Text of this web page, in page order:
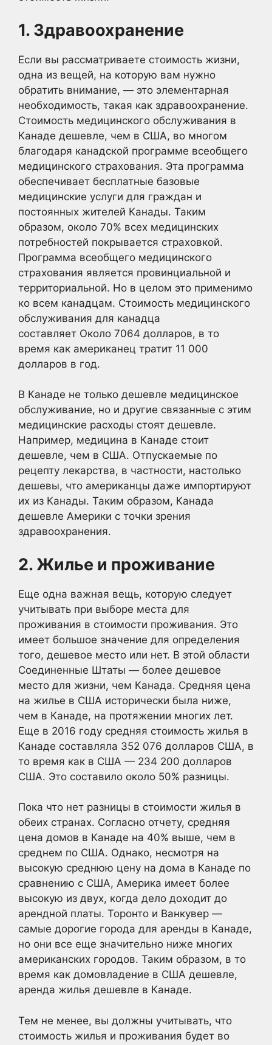
1. Здравоохранение
Если вы рассматриваете стоимость жизни,
одна из вещей, на которую вам нужно
обратить внимание, — это элементарная
необходимость, такая как здравоохранение.
Стоимость медицинского обслуживания в
Канаде дешевле, чем в США, во многом
благодаря канадской программе всеобщего
медицинского страхования. Эта программа
обеспечивает бесплатные базовые
медицинские услуги для граждан и
постоянных жителей Канады. Таким
образом, около 70% всех медицинских
потребностей покрывается страховкой.
Программа всеобщего медицинского
страхования является провинциальной и
территориальной. Но в целом это применимо
ко всем канадцам. Стоимость медицинского
обслуживания для канадца
составляет Около 7064 долларов, в то
время как американец тратит 11 000
долларов в год.
В Канаде не только дешевле медицинское
обслуживание, но и другие связанные с этим
медицинские расходы стоят дешевле.
Например, медицина в Канаде стоит
дешевле, чем в США. Отпускаемые по
рецепту лекарства, в частности, настолько
дешевы, что американцы даже импортируют
их из Канады. Таким образом, Канада
дешевле Америки с точки зрения
здравоохранения.
2. Жилье и проживание
Еще одна важная вещь, которую следует
учитывать при выборе места для
проживания в стоимости проживания. Это
имеет большое значение для определения
того, дешевое место или нет. В этой области
Соединенные Штаты — более дешевое
место для жизни, чем Канада. Средняя цена
на жилье в США исторически была ниже,
чем в Канаде, на протяжении многих лет.
Еще в 2016 году средняя стоимость жилья в
Канаде составляла 352 076 долларов США, в
то время как в США — 234 200 долларов
США. Это составило около 50% разницы.
Пока что нет разницы в стоимости жилья в
обеих странах. Согласно отчету, средняя
цена домов в Канаде на 40% выше, чем в
среднем по США. Однако, несмотря на
высокую среднюю цену на дома в Канаде по
сравнению с США, Америка имеет более
высокую из двух, когда дело доходит до
арендной платы. Торонто и Ванкувер —
самые дорогие города для аренды в Канаде,
но они все еще значительно ниже многих
американских городов. Таким образом, в то
время как домовладение в США дешевле,
аренда жилья дешевле в Канаде.
Тем не менее, вы должны учитывать, что
стоимость жилья и проживания будет во